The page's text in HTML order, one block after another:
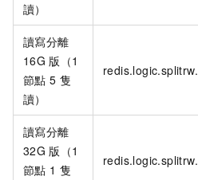
讀）
讀寫分離
16G 版（1
節點 5 隻
讀）
讀寫分離
32G 版（1
節點 1 隻